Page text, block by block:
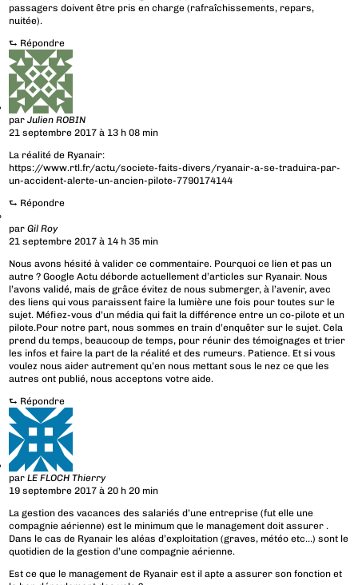
passagers doivent être pris en charge (rafraîchissements, repars,
nuitée).
⮑ Répondre
parJulien ROBIN
21 septembre 2017 à 13 h 08 min
La réalité de Ryanair:
https://www.rtl.fr/actu/societe-faits-divers/ryanair-a-se-traduira-par-
un-accident-alerte-un-ancien-pilote-7790174144
⮑ Répondre
parGil Roy
21 septembre 2017 à 14 h 35 min
Nous avons hésité à valider ce commentaire. Pourquoi ce lien et pas un
autre ? Google Actu déborde actuellement d’articles sur Ryanair. Nous
l’avons validé, mais de grâce évitez de nous submerger, à l’avenir, avec
des liens qui vous paraissent faire la lumière une fois pour toutes sur le
sujet. Méfiez-vous d’un média qui fait la différence entre un co-pilote et un
pilote.Pour notre part, nous sommes en train d’enquêter sur le sujet. Cela
prend du temps, beaucoup de temps, pour réunir des témoignages et trier
les infos et faire la part de la réalité et des rumeurs. Patience. Et si vous
voulez nous aider autrement qu’en nous mettant sous le nez ce que les
autres ont publié, nous acceptons votre aide.
⮑ Répondre
parLE FLOCH Thierry
19 septembre 2017 à 20 h 20 min
La gestion des vacances des salariés d’une entreprise (fut elle une
compagnie aérienne) est le minimum que le management doit assurer .
Dans le cas de Ryanair les aléas d’exploitation (graves, météo etc…) sont le
quotidien de la gestion d’une compagnie aérienne.
Est ce que le management de Ryanair est il apte a assurer son fonction et